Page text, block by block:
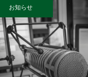
お知らせ